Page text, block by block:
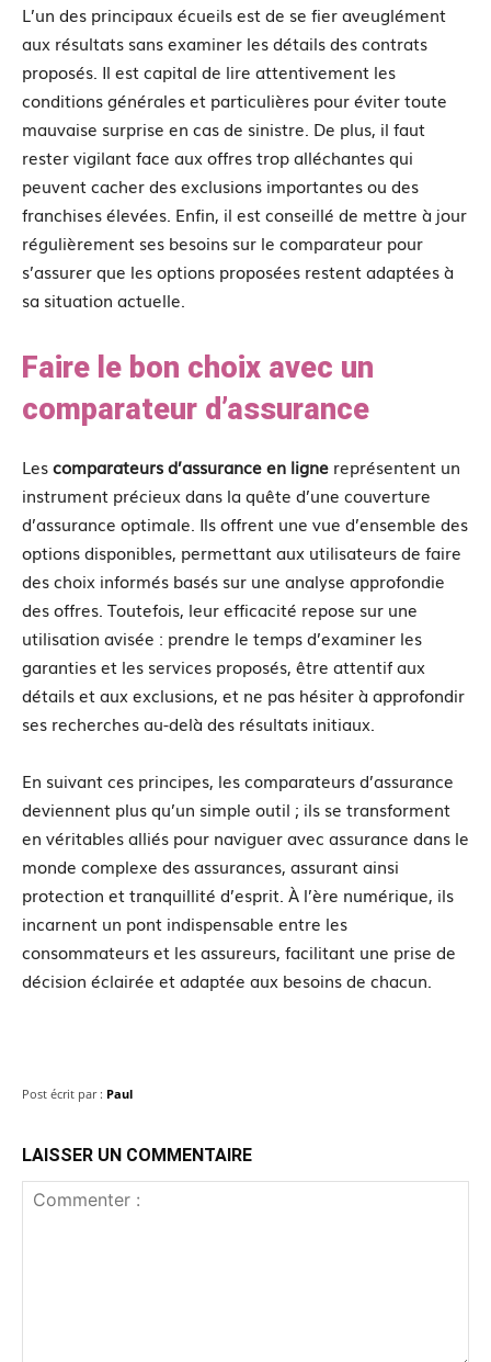
L’un des principaux écueils est de se fier aveuglément
aux résultats sans examiner les détails des contrats
proposés. Il est capital de lire attentivement les
conditions générales et particulières pour éviter toute
mauvaise surprise en cas de sinistre. De plus, il faut
rester vigilant face aux offres trop alléchantes qui
peuvent cacher des exclusions importantes ou des
franchises élevées. Enfin, il est conseillé de mettre à jour
régulièrement ses besoins sur le comparateur pour
s’assurer que les options proposées restent adaptées à
sa situation actuelle.
Faire le bon choix avec un
comparateur d’assurance
Lescomparateurs d’assurance en ligne représentent un
instrument précieux dans la quête d’une couverture
d’assurance optimale. Ils offrent une vue d’ensemble des
options disponibles, permettant aux utilisateurs de faire
des choix informés basés sur une analyse approfondie
des offres. Toutefois, leur efficacité repose sur une
utilisation avisée : prendre le temps d’examiner les
garanties et les services proposés, être attentif aux
détails et aux exclusions, et ne pas hésiter à approfondir
ses recherches au-delà des résultats initiaux.
En suivant ces principes, les comparateurs d’assurance
deviennent plus qu’un simple outil ; ils se transforment
en véritables alliés pour naviguer avec assurance dans le
monde complexe des assurances, assurant ainsi
protection et tranquillité d’esprit. À l’ère numérique, ils
incarnent un pont indispensable entre les
consommateurs et les assureurs, facilitant une prise de
décision éclairée et adaptée aux besoins de chacun.
Post écrit par : Paul
LAISSER UN COMMENTAIRE